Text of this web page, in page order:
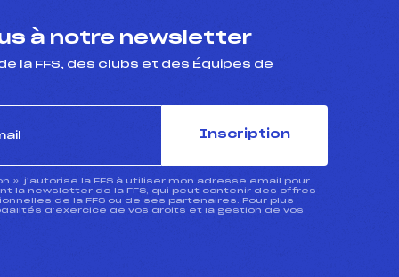
à notre newsletter
la FFS, des clubs et des Équipes de
Inscription
», j’autorise la FFS à utiliser mon adresse email pour
la newsletter de la FFS, qui peut contenir des offres
de la FFS ou de ses partenaires. Pour plus
d’exercice de vos droits et la gestion de vos